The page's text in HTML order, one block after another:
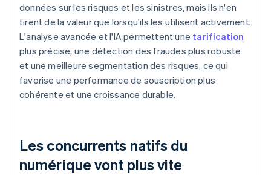
données sur les risques et les sinistres, mais ils n'en
tirent de la valeur que lorsqu'ils les utilisent activement.
L'analyse avancée et l'IA permettent une tarification
plus précise, une détection des fraudes plus robuste
et une meilleure segmentation des risques, ce qui
favorise une performance de souscription plus
cohérente et une croissance durable.
Les concurrents natifs du
numérique vont plus vite